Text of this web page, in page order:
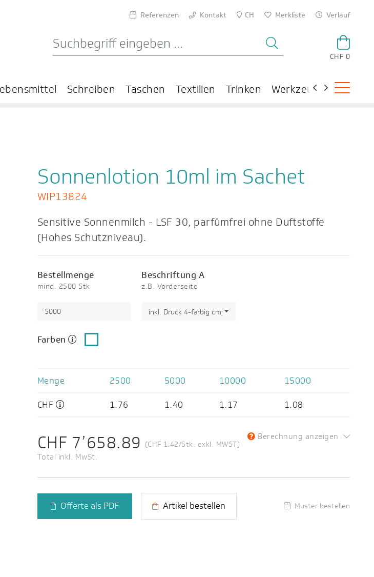
Referenzen Kontakt CH Merkliste Verlauf
CHF 0
Schreiben Taschen Textilien Trinken Werkzeuge
Sonnenlotion 10ml im Sachet
WIP13824
Sensitive Sonnenmilch - LSF 30, parfümfrei ohne Duftstoffe
(Hohes Schutzniveau).
Bestellmenge
mind. 2500 Stk
Beschriftung A
z.B. Vorderseite
inkl. Druck 4-farbig cmyk
Farben
Menge 2500 5000 10000
15000
CHF
1.76 1.40 1.17 1.08
CHF 7’658.89 (CHF 1.42/Stk. exkl. MWST)
Total inkl. MwSt.
Berechnung anzeigen
Offerte als PDF Artikel bestellen Muster bestellen